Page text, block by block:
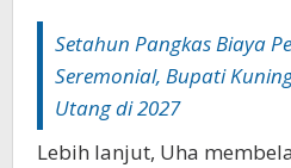
Setahun Pangkas Biaya
Seremonial, Bupati
Utang di 2027
Lebih lanjut, Uha